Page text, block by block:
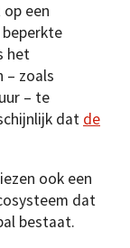
een
het
– zoals
– te
dat de
ook een
dat
bestaat.